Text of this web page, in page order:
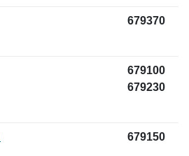
679370
679100
679230
679150